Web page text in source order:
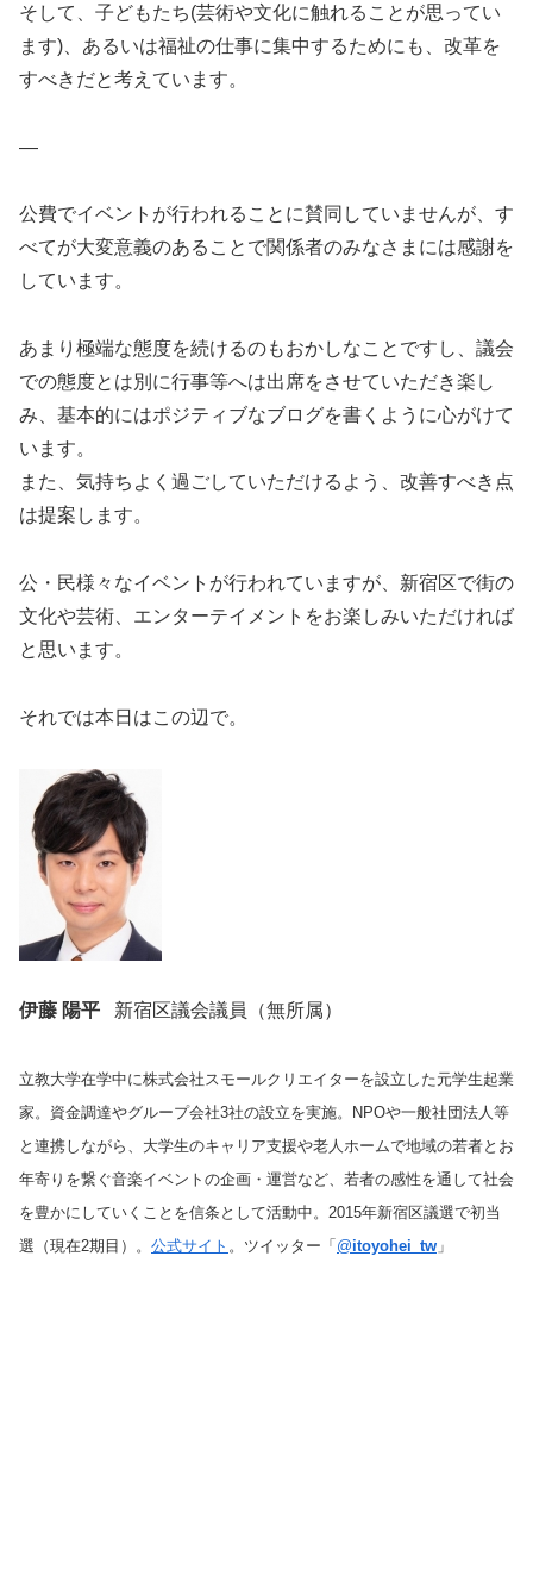
そして、子どもたち(芸術や文化に触れることが思ってい
ます)、あるいは福祉の仕事に集中するためにも、改革を
すべきだと考えています。
—
公費でイベントが行われることに賛同していませんが、す
べてが大変意義のあることで関係者のみなさまには感謝を
しています。
あまり極端な態度を続けるのもおかしなことですし、議会
での態度とは別に行事等へは出席をさせていただき楽し
み、基本的にはポジティブなブログを書くように心がけて
います。
また、気持ちよく過ごしていただけるよう、改善すべき点
は提案します。
公・民様々なイベントが行われていますが、新宿区で街の
文化や芸術、エンターテイメントをお楽しみいただければ
と思います。
それでは本日はこの辺で。
伊藤 陽平 新宿区議会議員（無所属）
立教大学在学中に株式会社スモールクリエイターを設立した元学生起業
家。資金調達やグループ会社3社の設立を実施。NPOや一般社団法人等
と連携しながら、大学生のキャリア支援や老人ホームで地域の若者とお
年寄りを繋ぐ音楽イベントの企画・運営など、若者の感性を通して社会
を豊かにしていくことを信条として活動中。2015年新宿区議選で初当
選（現在2期目）。 公式サイト 。ツイッター「 @itoyohei_tw 」